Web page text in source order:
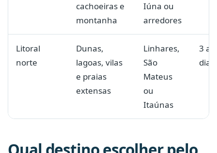
cachoeiras e
montanha
Iúna ou
arredores
Litoral
norte
Dunas,
lagoas, vilas
e praias
extensas
Linhares,
São
Mateus
ou
Itaúnas
3 a 5
dias